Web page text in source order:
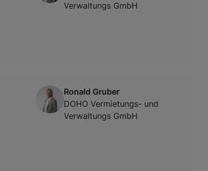
Verwaltungs GmbH
Ronald Gruber
DOHO Vermietungs- und
Verwaltungs GmbH